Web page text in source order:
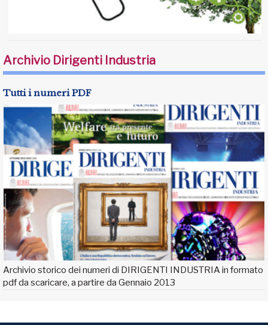
Archivio Dirigenti Industria
Tutti i numeri PDF
Archivio storico dei numeri di DIRIGENTI INDUSTRIA in formato
pdf da scaricare, a partire da Gennaio 2013